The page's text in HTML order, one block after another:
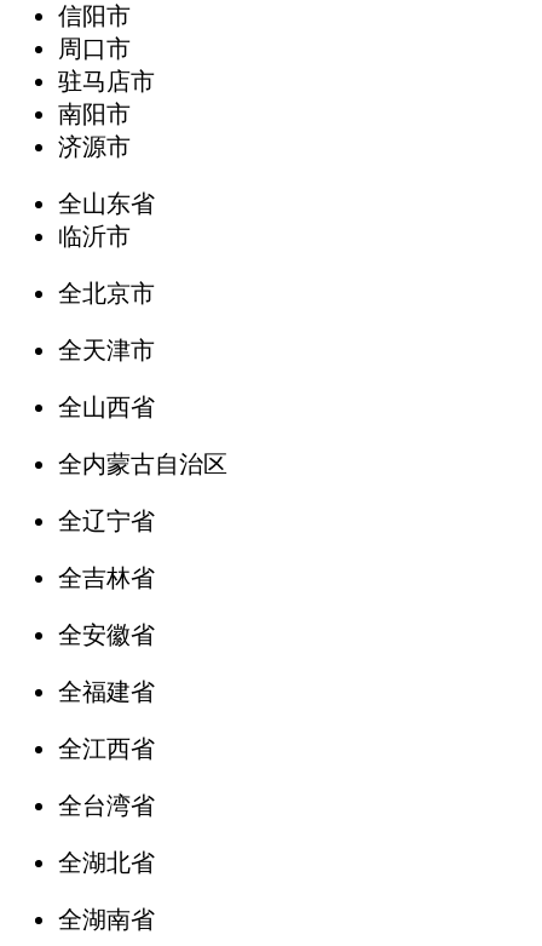
信阳市
周口市
驻马店市
南阳市
济源市
全山东省
临沂市
全北京市
全天津市
全山西省
全内蒙古自治区
全辽宁省
全吉林省
全安徽省
全福建省
全江西省
全台湾省
全湖北省
全湖南省